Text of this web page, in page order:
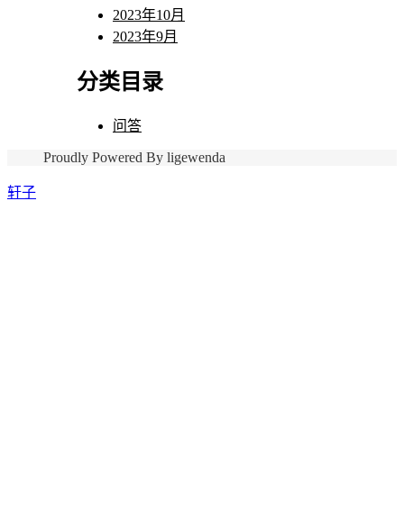
2023年10月
2023年9月
分类目录
问答
Proudly Powered By ligewenda
轩子